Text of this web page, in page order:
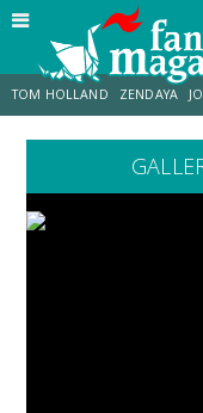
TOM HOLLAND ZENDAYA
LUCCA